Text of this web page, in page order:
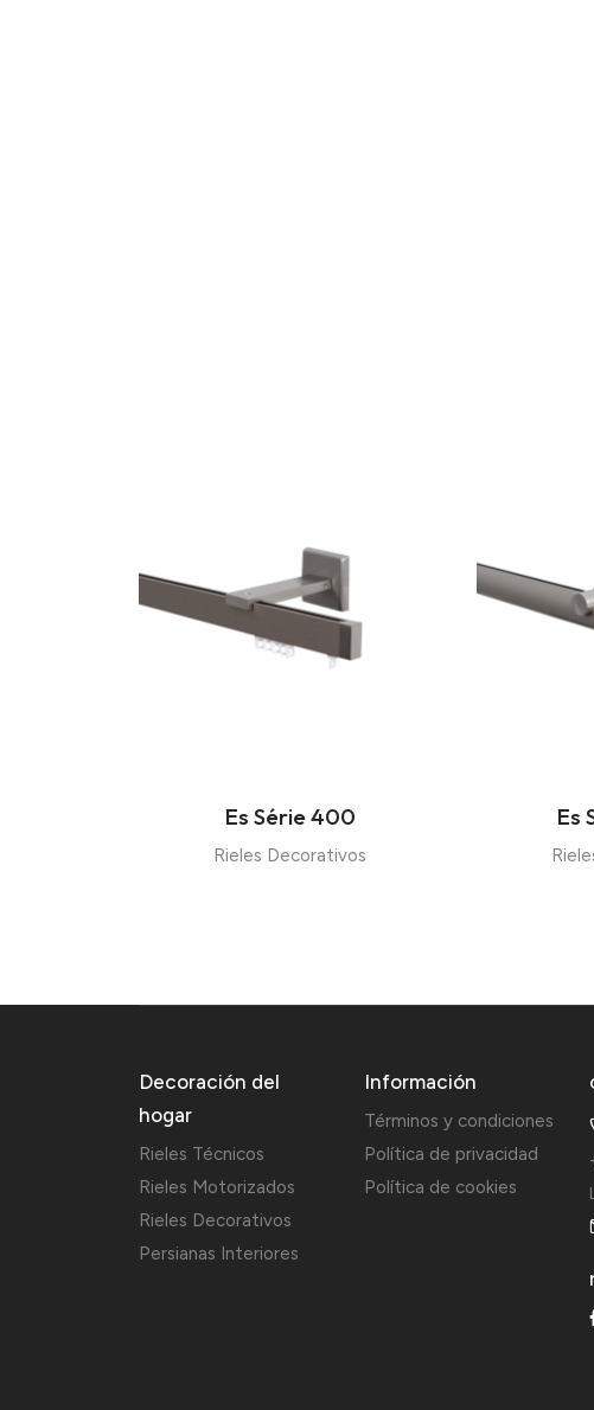
Es Série 400
Rieles Decorativos
Es
Decoración del
hogar
Rieles Técnicos
Rieles Motorizados
Rieles Decorativos
Persianas Interiores
Información
Términos y condiciones
Política de privacidad
Política de cookies